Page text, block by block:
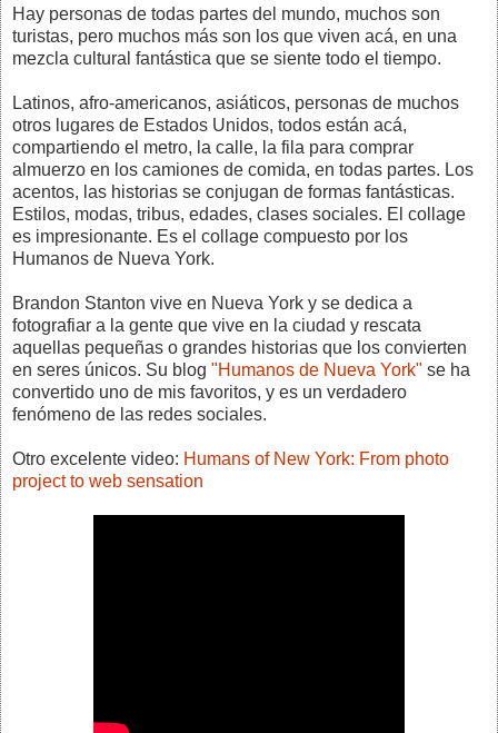
Hay personas de todas partes del mundo, muchos son
turistas, pero muchos más son los que viven acá, en una
mezcla cultural fantástica que se siente todo el tiempo.
Latinos, afro-americanos, asiáticos, personas de muchos
otros lugares de Estados Unidos, todos están acá,
compartiendo el metro, la calle, la fila para comprar
almuerzo en los camiones de comida, en todas partes. Los
acentos, las historias se conjugan de formas fantásticas.
Estilos, modas, tribus, edades, clases sociales. El collage
es impresionante. Es el collage compuesto por los
Humanos de Nueva York.
Brandon Stanton vive en Nueva York y se dedica a
fotografiar a la gente que vive en la ciudad y rescata
aquellas pequeñas o grandes historias que los convierten
en seres únicos. Su blog "Humanos de Nueva York" se ha
convertido uno de mis favoritos, y es un verdadero
fenómeno de las redes sociales.
Otro excelente video: Humans of New York: From photo
project to web sensation